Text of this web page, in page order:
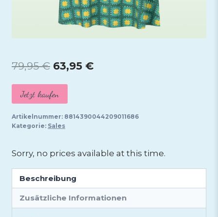
79,95€ Ursprünglicher
Preis
war:
79,95 €
63,95 €
63,95 €.
Jetzt kaufen
Artikelnummer: 8814390044209011686
Kategorie: Sales
Sorry, no prices available at this time.
Beschreibung
Zusätzliche Informationen